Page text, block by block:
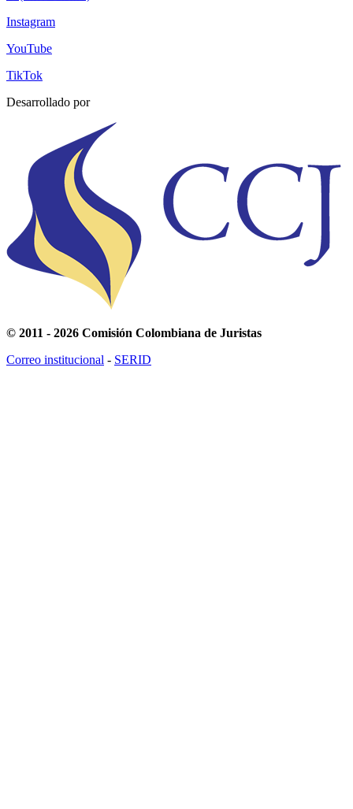
Instagram
YouTube
TikTok
Desarrollado por
© 2011 - 2026 Comisión Colombiana de Juristas
Correo institucional - SERID